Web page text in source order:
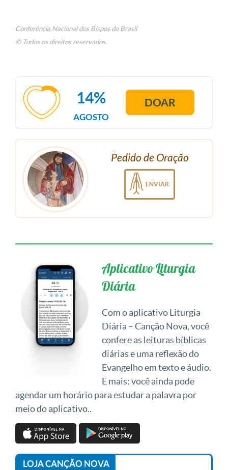
Conferência Nacional dos Bispos do Brasil
© Todos os direitos reservados.
AGOSTO
14% DOAR
Pedido de Oração
ENVIAR
Aplicativo Liturgia
Diária
Com o aplicativo Liturgia
Diária – Canção Nova, você
confere as leituras bíblicas
diárias e uma reflexão do
Evangelho em texto e áudio.
E mais: você ainda pode
agendar um horário para estudar a palavra por
meio do aplicativo..
LOJA CANÇÃO NOVA